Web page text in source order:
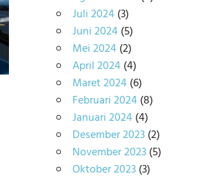
Juli 2024(3)
Juni 2024(5)
Mei 2024(2)
April 2024(4)
Maret 2024(6)
Februari 2024(8)
Januari 2024(4)
Desember 2023(2)
November 2023(5)
Oktober 2023(3)